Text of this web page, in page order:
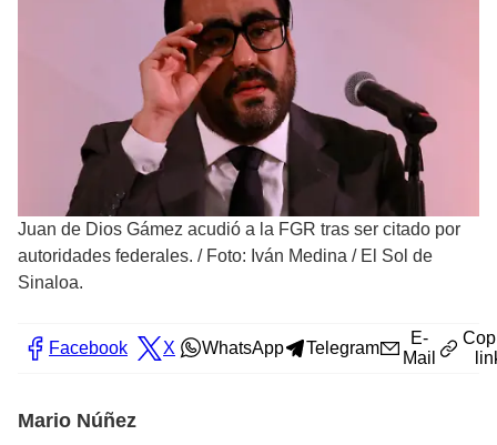
Juan de Dios Gámez acudió a la FGR tras ser citado por
autoridades federales. / Foto: Iván Medina / El Sol de
Sinaloa.
Facebook X WhatsApp Telegram
E-
Mail
Mario Núñez